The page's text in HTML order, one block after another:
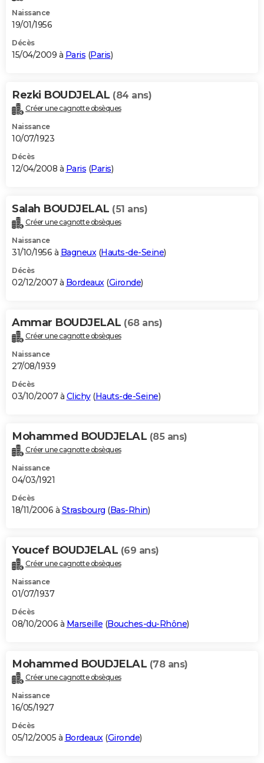
Naissance
19/01/1956
Décès
15/04/2009 à Paris (Paris)
Rezki BOUDJELAL (84 ans)
Créer une cagnotte obsèques
Naissance
10/07/1923
Décès
12/04/2008 à Paris (Paris)
Salah BOUDJELAL (51 ans)
Créer une cagnotte obsèques
Naissance
31/10/1956 à Bagneux(Hauts-de-Seine)
Décès
02/12/2007 à Bordeaux(Gironde)
Ammar BOUDJELAL (68 ans)
Créer une cagnotte obsèques
Naissance
27/08/1939
Décès
03/10/2007 à Clichy(Hauts-de-Seine)
Mohammed BOUDJELAL (85 ans)
Créer une cagnotte obsèques
Naissance
04/03/1921
Décès
18/11/2006 à Strasbourg (Bas-Rhin)
Youcef BOUDJELAL (69 ans)
Créer une cagnotte obsèques
Naissance
01/07/1937
Décès
08/10/2006 à Marseille (Bouches-du-Rhône)
Mohammed BOUDJELAL (78 ans)
Créer une cagnotte obsèques
Naissance
16/05/1927
Décès
05/12/2005 à Bordeaux(Gironde)